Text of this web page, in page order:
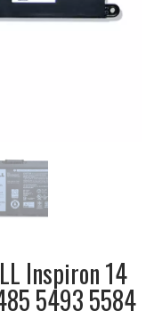
Inspiron 14
5493 5584